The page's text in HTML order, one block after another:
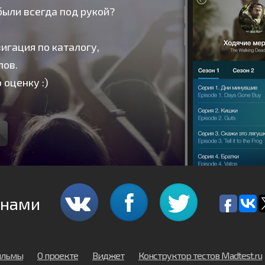
всегда под рукой?
по каталогу,
:)
О проекте Виджет Конструктор тестов Madtest.ru